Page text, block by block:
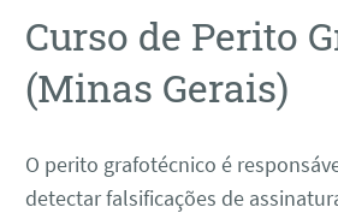
Curso de Perito
(Minas Gerais)
O perito grafotécnico é
detectar falsificações de